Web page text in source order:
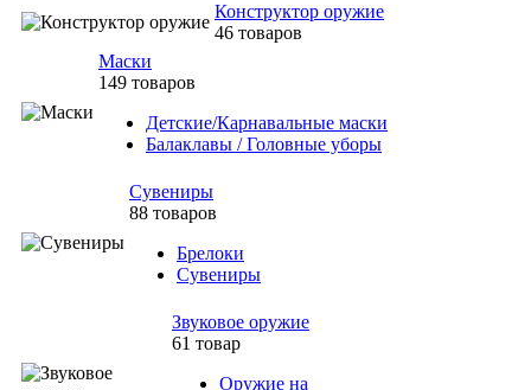
Конструктор оружие
46 товаров
Маски
149 товаров
Детские/Карнавальные маски
Балаклавы / Головные уборы
Сувениры
88 товаров
Брелоки
Сувениры
Звуковое оружие
61 товар
Оружие на